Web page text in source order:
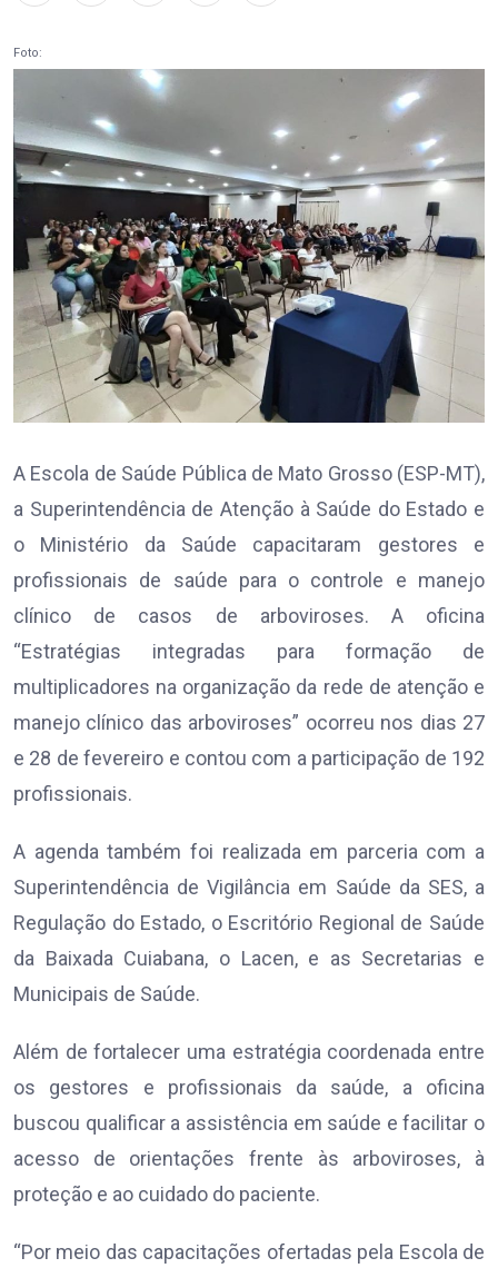
Foto:
A Escola de Saúde Pública de Mato Grosso (ESP-MT),
a Superintendência de Atenção à Saúde do Estado e
o Ministério da Saúde capacitaram gestores e
profissionais de saúde para o controle e manejo
clínico de casos de arboviroses. A oficina
“Estratégias integradas para formação de
multiplicadores na organização da rede de atenção e
manejo clínico das arboviroses” ocorreu nos dias 27
e 28 de fevereiro e contou com a participação de 192
profissionais.
A agenda também foi realizada em parceria com a
Superintendência de Vigilância em Saúde da SES, a
Regulação do Estado, o Escritório Regional de Saúde
da Baixada Cuiabana, o Lacen, e as Secretarias e
Municipais de Saúde.
Além de fortalecer uma estratégia coordenada entre
os gestores e profissionais da saúde, a oficina
buscou qualificar a assistência em saúde e facilitar o
acesso de orientações frente às arboviroses, à
proteção e ao cuidado do paciente.
“Por meio das capacitações ofertadas pela Escola de